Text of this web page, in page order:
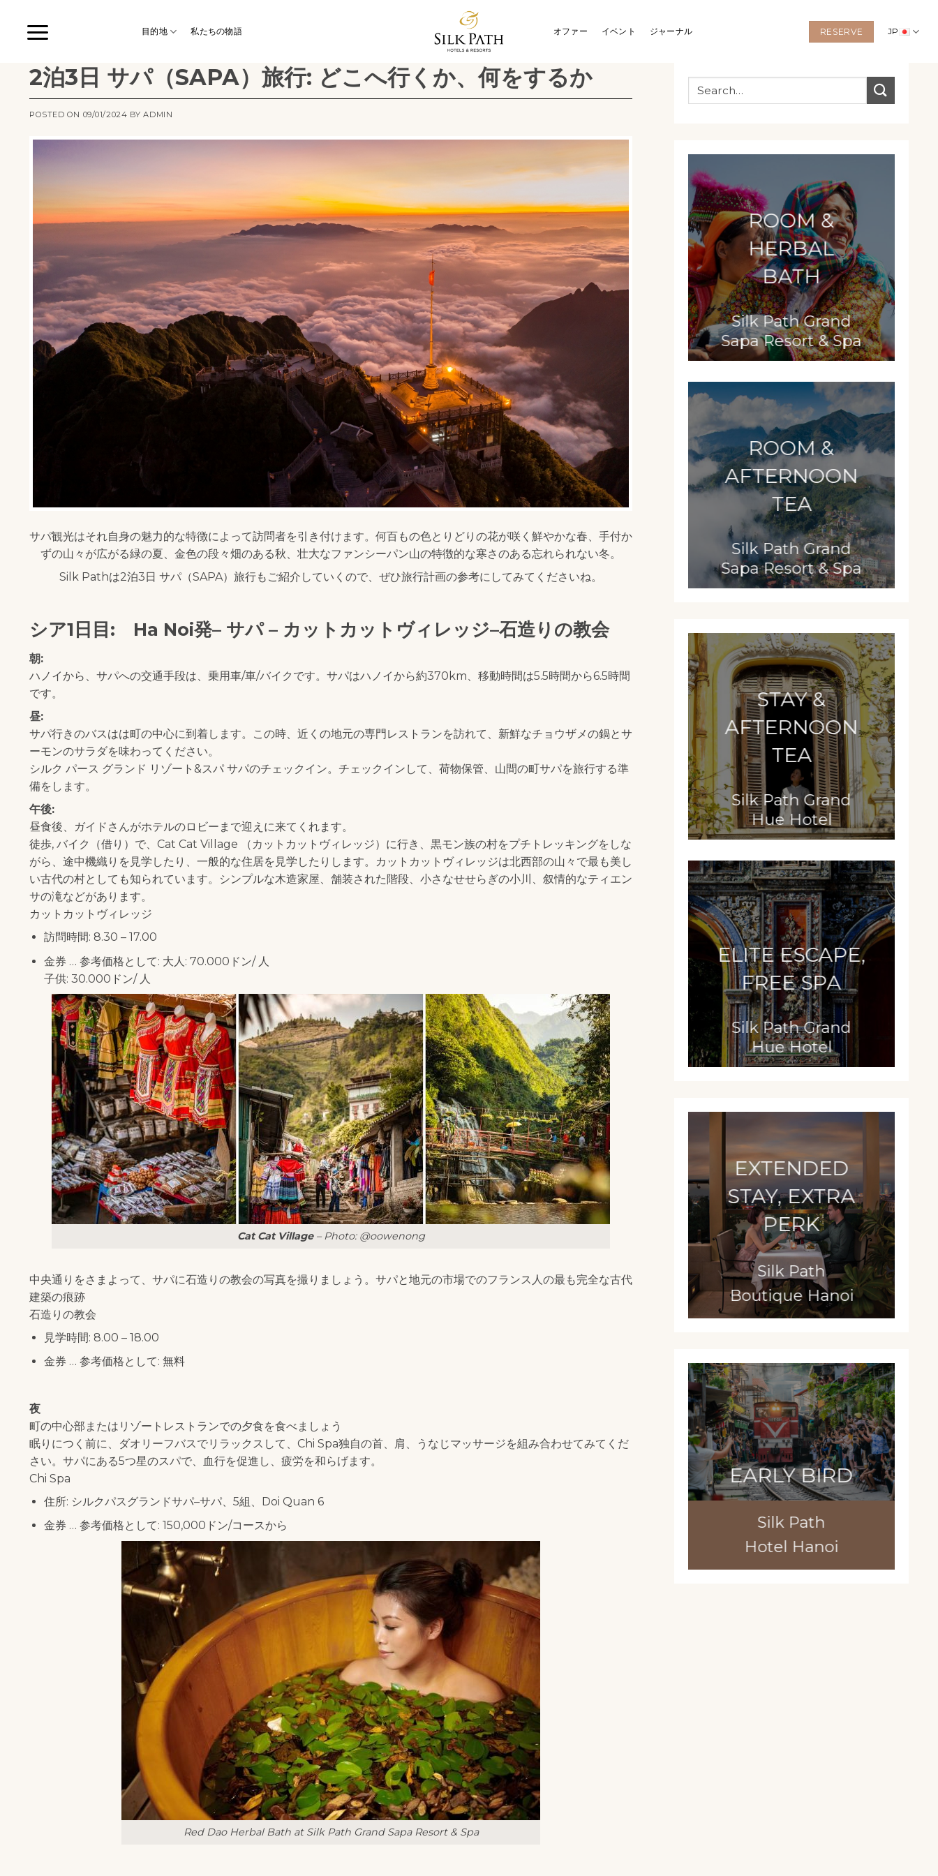
content
目的地 私たちの物語 オファー イベント ジャーナル RESERVE JP
2泊3日 サパ（SAPA）旅行: どこへ行くか、何をするか
POSTED ON 09/01/2024 BYADMIN
サパ観光はそれ自身の魅力的な特徴によって訪問者を引き付けます。何百もの色とりどりの花が咲く鮮やかな春、手付か
ずの山々が広がる緑の夏、金色の段々畑のある秋、壮大なファンシーパン山の特徴的な寒さのある忘れられない冬。
Silk Pathは2泊3日 サパ（SAPA）旅行もご紹介していくので、ぜひ旅行計画の参考にしてみてくださいね。
シア1日目: Ha Noi発– サパ – カットカットヴィレッジ–石造りの教会
朝:
ハノイから、サパへの交通手段は、乗用車/車/バイクです。サパはハノイから約370km、移動時間は5.5時間から6.5時間
です。
昼:
サパ行きのバスはは町の中心に到着します。この時、近くの地元の専門レストランを訪れて、新鮮なチョウザメの鍋とサ
ーモンのサラダを味わってください。
シルク パース グランド リゾート&スパ サパのチェックイン。チェックインして、荷物保管、山間の町サパを旅行する準
備をします。
午後:
昼食後、ガイドさんがホテルのロビーまで迎えに来てくれます。
徒歩, バイク（借り）で、Cat Cat Village （カットカットヴィレッジ）に行き、黒モン族の村をプチトレッキングをしな
がら、途中機織りを見学したり、一般的な住居を見学したりします。カットカットヴィレッジは北西部の山々で最も美し
い古代の村としても知られています。シンプルな木造家屋、舗装された階段、小さなせせらぎの小川、叙情的なティエン
サの滝などがあります。
カットカットヴィレッジ
訪問時間: 8.30 – 17.00
金券 … 参考価格として: 大人: 70.000ドン/ 人
子供: 30.000ドン/ 人
Cat Cat Village– Photo: @oowenong
中央通りをさまよって、サパに石造りの教会の写真を撮りましょう。サパと地元の市場でのフランス人の最も完全な古代
建築の痕跡
石造りの教会
見学時間: 8.00 – 18.00
金券 … 参考価格として: 無料
夜
町の中心部またはリゾートレストランでの夕食を食べましょう
眠りにつく前に、ダオリーフバスでリラックスして、Chi Spa独自の首、肩、うなじマッサージを組み合わせてみてくだ
さい。サパにある5つ星のスパで、血行を促進し、疲労を和らげます。
Chi Spa
住所: シルクパスグランドサパ–サパ、5組、Doi Quan 6
金券 … 参考価格として: 150,000ドン/コースから
Red Dao Herbal Bath at Silk Path Grand Sapa Resort & Spa
ROOM &
HERBAL
BATH
Silk Path Grand
Sapa Resort & Spa
ROOM &
AFTERNOON
TEA
Silk Path Grand
Sapa Resort & Spa
STAY &
AFTERNOON
TEA
Silk Path Grand
Hue Hotel
ELITE ESCAPE,
FREE SPA
Silk Path Grand
Hue Hotel
EXTENDED
STAY, EXTRA
PERK
Silk Path
Boutique Hanoi
EARLY BIRD
Silk Path
Hotel Hanoi